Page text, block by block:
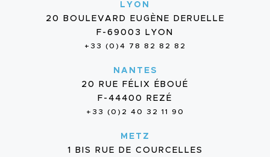
LYON
20 BOULEVARD EUGÈNE DERUELLE
F-69003 LYON
+33 (0)4 78 82 82 82
NANTES
20 RUE FÉLIX ÉBOUÉ
F-44400 REZÉ
+33 (0)2 40 32 11 90
METZ
1 BIS RUE DE COURCELLES